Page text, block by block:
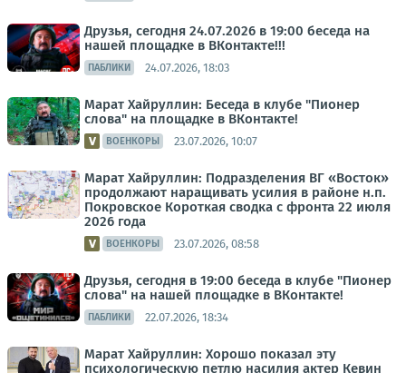
Друзья, сегодня 24.07.2026 в 19:00 беседа на
нашей площадке в ВКонтакте!!!
ПАБЛИКИ 24.07.2026, 18:03
Марат Хайруллин: Беседа в клубе "Пионер
слова" на площадке в ВКонтакте!
ВОЕНКОРЫ 23.07.2026, 10:07
Марат Хайруллин: Подразделения ВГ «Восток»
продолжают наращивать усилия в районе н.п.
Покровское Короткая сводка с фронта 22 июля
2026 года
ВОЕНКОРЫ 23.07.2026, 08:58
Друзья, сегодня в 19:00 беседа в клубе "Пионер
слова" на нашей площадке в ВКонтакте!
ПАБЛИКИ 22.07.2026, 18:34
Марат Хайруллин: Хорошо показал эту
психологическую петлю насилия актер Кевин